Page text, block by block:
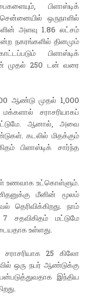
பிளாஸ்டிக்
ஒருநாளில்
அளவு 1.86 லட்சம்
நகரங்களில் தினமும்
பிளாஸ்டிக்
முதல் 250 டன் வரை
ஆண்டு முதல் 1,000
சராசரியாகப்
ஆனால், அவை
கடலில் மிதக்கும்
பிளாஸ்டிக் சார்ந்த
உணவாக உட்கொள்ளும்.
மீனின் மூலம்
நாம்
சதவிகிதம் மட்டுமே
உள்ளது.
25 கிலோ
ஒரு நபர் ஆண்டுக்கு
இந்திய